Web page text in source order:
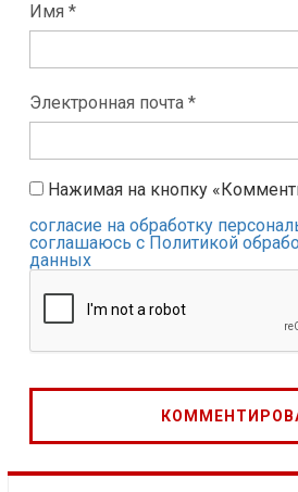
Имя *
Электронная почта *
Нажимая на кнопку
согласие на обработку
соглашаюсь с Политикой
данных